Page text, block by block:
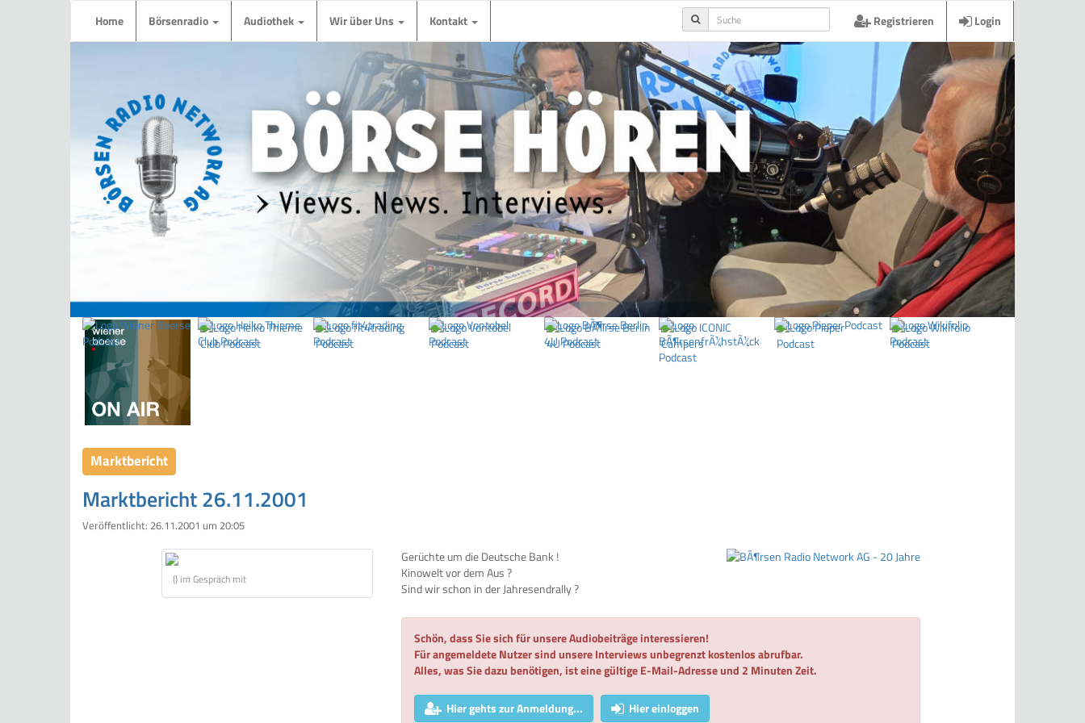
Home Börsenradio Audiothek Wir über Uns Kontakt Registrieren Login
Marktbericht
Marktbericht 26.11.2001
Veröffentlicht: 26.11.2001 um 20:05
() im Gespräch mit
Gerüchte um die Deutsche Bank !
Kinowelt vor dem Aus ?
Sind wir schon in der Jahresendrally ?
Schön, dass Sie sich für unsere Audiobeiträge interessieren!
Für angemeldete Nutzer sind unsere Interviews unbegrenzt kostenlos abrufbar.
Alles, was Sie dazu benötigen, ist eine gültige E-Mail-Adresse und 2 Minuten Zeit.
Hier gehts zur Anmeldung... Hier einloggen